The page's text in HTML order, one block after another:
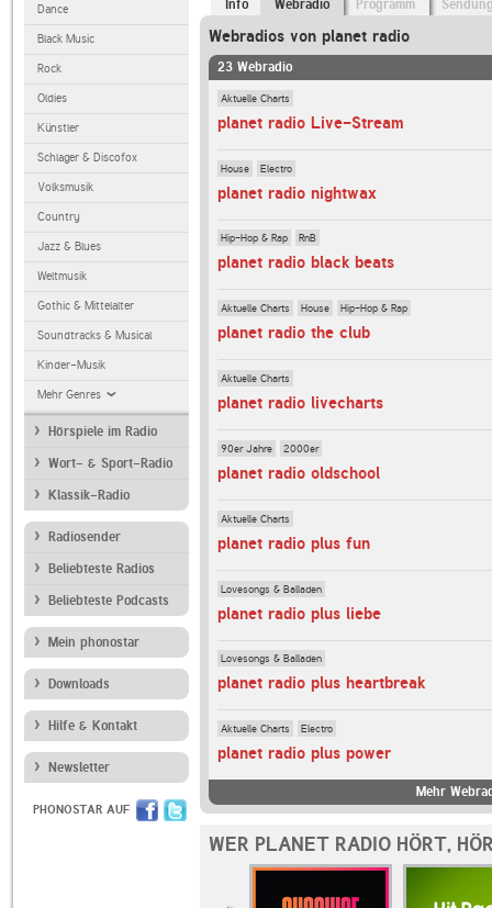
Dance
Black Music
Rock
Oldies
Künstler
Schlager & Discofox
Volksmusik
Country
Jazz & Blues
Weltmusik
Gothic & Mittelalter
Soundtracks & Musical
Kinder-Musik
Mehr Genres
Hörspiele im Radio
Wort- & Sport-Radio
Klassik-Radio
Radiosender
Beliebteste Radios
Beliebteste Podcasts
Mein phonostar
Downloads
Hilfe & Kontakt
Newsletter
PHONOSTAR AUF
Info Webradio Programm
Webradios von planet radio
23 Webradio
Aktuelle Charts
planet radio Live-Stream
House Electro
planet radio nightwax
Hip-Hop & Rap RnB
planet radio black beats
Aktuelle Charts House Hip-Hop & Rap
planet radio the club
Aktuelle Charts
planet radio livecharts
90er Jahre 2000er
planet radio oldschool
Aktuelle Charts
planet radio plus fun
Lovesongs & Balladen
planet radio plus liebe
Lovesongs & Balladen
planet radio plus heartbreak
Aktuelle Charts Electro
planet radio plus power
Mehr
WER PLANET RADIO HÖRT,